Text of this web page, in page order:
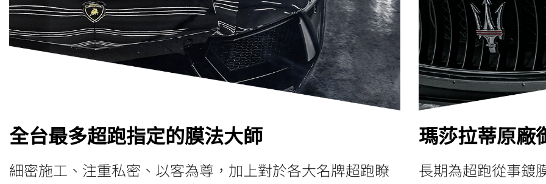
全台最多超跑指定的膜法大師
細密施工、注重私密、以客為尊，加上對於各大名牌超跑瞭
瑪莎拉蒂原廠
長期為超跑從事鍍